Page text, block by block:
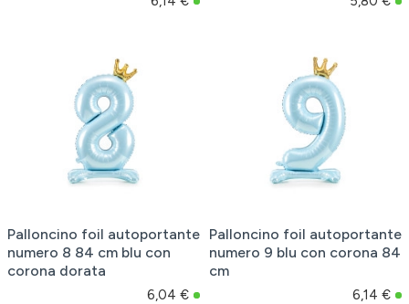
Palloncino foil autoportante
numero 8 84 cm blu con
corona dorata
6,04 €
Palloncino foil autoportante
numero 9 blu con corona 84
cm
6,14 €